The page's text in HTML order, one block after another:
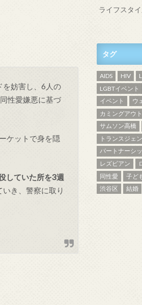
を妨害し、6人の
性愛嫌悪に基づ
ケットで身を隠
していた所を3週
き、警察に取り
ライフスタ
タグ
AIDS HIV
LGBTイベント
イベント
ウ
カミングアウト
サムソン高橋
トランスジェ
パートナーシ
レズビアン
同性愛
子ど
渋谷区
結婚